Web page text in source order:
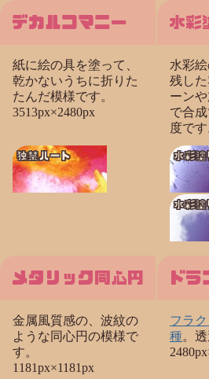
デカルコマニー
紙に絵の具を塗って、
乾かないうちに折りた
たんだ模様です。
3513px×2480px
独禁ハート
水彩
水彩
残し
ーン
で合
度です
水彩塗
水彩塗
メタリック同心円
金属風質感の、波紋の
ような同心円の模様で
す。
1181px×1181px
ド
フラ
種。透